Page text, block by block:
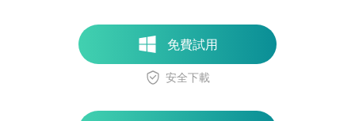
免費試用
安全下載